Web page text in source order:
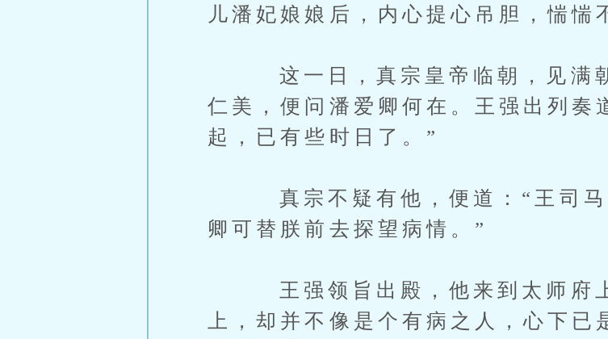
儿潘妃娘娘后，内心提心吊胆，惴惴
这一日，真宗皇帝临朝，见满朝
仁美，便问潘爱卿何在。王强出列奏
起，已有些时日了。”
真宗不疑有他，便道：“王司马
卿可替朕前去探望病情。”
王强领旨出殿，他来到太师府上
上，却并不像是个有病之人，心下已